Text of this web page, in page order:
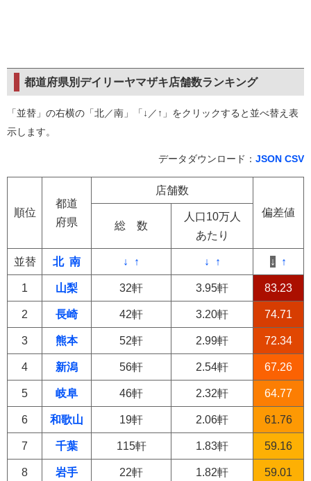
都道府県別デイリーヤマザキ店舗数ランキング
「並替」の右横の「北／南」「↓／↑」をクリックすると並べ替え表
示します。
データダウンロード： JSON CSV
順位
都道
府県
店舗数
偏差値
総 数
人口10万人
あたり
並替 北 南 ↓ ↑ ↓ ↑ ↓ ↑
1 山梨 32軒 3.95軒 83.23
2 長崎 42軒 3.20軒 74.71
3 熊本 52軒 2.99軒 72.34
4 新潟 56軒 2.54軒 67.26
5 岐阜 46軒 2.32軒 64.77
6 和歌山 19軒 2.06軒 61.76
7 千葉 115軒 1.83軒 59.16
8 岩手 22軒 1.82軒 59.01